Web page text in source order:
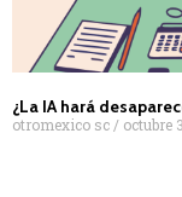
¿La IA hará
otromexico sc octubre